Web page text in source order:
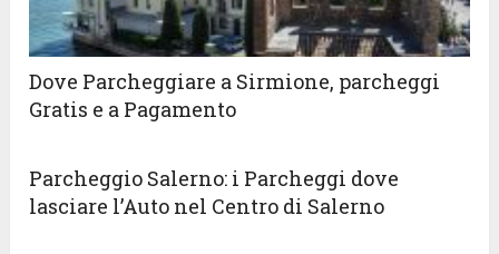
Dove Parcheggiare a Sirmione, parcheggi
Gratis e a Pagamento
Parcheggio Salerno: i Parcheggi dove
lasciare l’Auto nel Centro di Salerno